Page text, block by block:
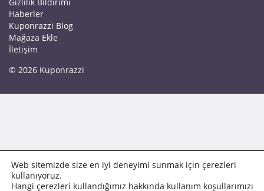
Haberler
Kuponrazzi Blog
Mağaza Ekle
İletişim
© 2026 Kuponrazzi
Web sitemizde size en iyi deneyimi sunmak için çerezleri
kullanıyoruz.
Hangi çerezleri kullandığımız hakkında kullanım koşullarımızı